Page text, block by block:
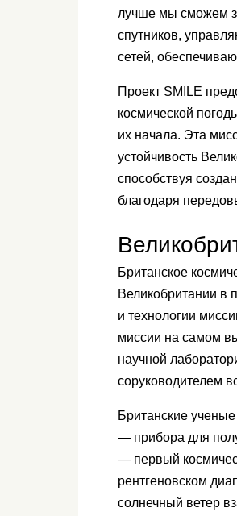
лучше мы сможем
спутников,
сетей,
Проект SMILE
космической
их начала. Эта
устойчивость
способствуя
благодаря
Британское
Великобритании в
и технологии
миссии на самом
научной
соруководителем
Британские
— прибора для
— первый
рентгеновском
солнечный ветер